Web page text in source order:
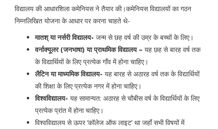
विद्यालय की आधारशिला कमेनियस ने तैयार की।कमेनियस विद्यालयों का गठन
निम्नलिखित योजना के आधार पर करना चाहते थे-
मातश् या नर्सरी विद्यालय- जन्म से छह वर्ष की उम्र के बच्चों के लिए।
वर्नाक्यूलर (जनभाषा) या प्राथमिक विद्यालय – यह छह से बारह वर्ष तक
के विद्यार्थियों के लिए प्रत्येक गाँव में होना चाहिए।
लैटिन या माध्यमिक विद्यालय- यह बारह से अठारह वर्ष तक के विद्यार्थियों
की शिक्षा के लिए प्रत्येक नगर में होना चाहिए।
विश्वविद्यालय- यह सामान्यत: अठारह से चौबीस वर्ष के विद्यार्थियों के लिए
प्रत्येक प्रांत में होना चाहिए।
विश्वविद्यालय से ऊपर ‘कॉलेज ऑफ लाइट’ था जहाँ सभी विषयों में